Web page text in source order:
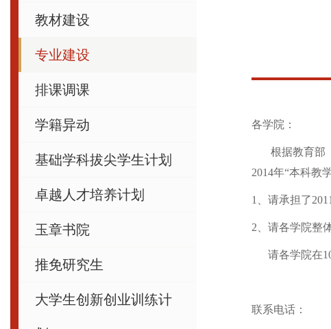
教材建设
专业建设
排课调课
学籍异动
基础学科拔尖学生计划
卓越人才培养计划
玉章书院
推免研究生
大学生创新创业训练计
各学院：
根据教育部《
2014年“本科教
1、请承担了
2、请各学院整
请各学院在10
联系电话：